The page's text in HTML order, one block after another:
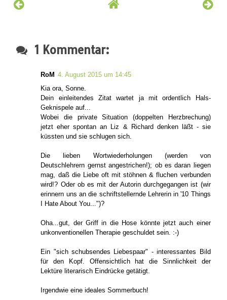
1 Kommentar:
RoM 4. August 2015 um 14:45
Kia ora, Sonne.
Dein einleitendes Zitat wartet ja mit ordentlich Hals-
Geknispele auf...
Wobei die private Situation (doppelten Herzbrechung)
jetzt eher spontan an Liz & Richard denken läßt - sie
küssten und sie schlugen sich.
Die lieben Wortwiederholungen (werden von
Deutschlehrern gernst angestrichen!); ob es daran liegen
mag, daß die Liebe oft mit stöhnen & fluchen verbunden
wird!? Oder ob es mit der Autorin durchgegangen ist (wir
erinnern uns an die schriftstellernde Lehrerin in '10 Things
I Hate About You...")?
Oha...gut, der Griff in die Hose könnte jetzt auch einer
unkonventionellen Therapie geschuldet sein. :-)
Ein "sich schubsendes Liebespaar" - interessantes Bild
für den Kopf. Offensichtlich hat die Sinnlichkeit der
Lektüre literarisch Eindrücke getätigt.
Irgendwie eine ideales Sommerbuch!